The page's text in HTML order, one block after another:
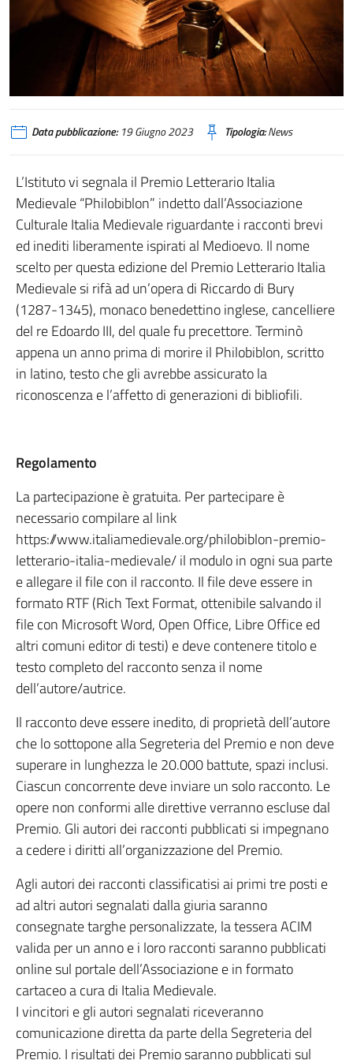
Data pubblicazione:19 Giugno 2023 Tipologia:News
L’Istituto vi segnala il Premio Letterario Italia
Medievale “Philobiblon” indetto dall’Associazione
Culturale Italia Medievale riguardante i racconti brevi
ed inediti liberamente ispirati al Medioevo. Il nome
scelto per questa edizione del Premio Letterario Italia
Medievale si rifà ad un’opera di Riccardo di Bury
(1287-1345), monaco benedettino inglese, cancelliere
del re Edoardo III, del quale fu precettore. Terminò
appena un anno prima di morire il Philobiblon, scritto
in latino, testo che gli avrebbe assicurato la
riconoscenza e l’affetto di generazioni di bibliofili.
Regolamento
La partecipazione è gratuita. Per partecipare è
necessario compilare al link
https://www.italiamedievale.org/philobiblon-premio-
letterario-italia-medievale/ il modulo in ogni sua parte
e allegare il file con il racconto. Il file deve essere in
formato RTF (Rich Text Format, ottenibile salvando il
file con Microsoft Word, Open Office, Libre Office ed
altri comuni editor di testi) e deve contenere titolo e
testo completo del racconto senza il nome
dell’autore/autrice.
Il racconto deve essere inedito, di proprietà dell’autore
che lo sottopone alla Segreteria del Premio e non deve
superare in lunghezza le 20.000 battute, spazi inclusi.
Ciascun concorrente deve inviare un solo racconto. Le
opere non conformi alle direttive verranno escluse dal
Premio. Gli autori dei racconti pubblicati si impegnano
a cedere i diritti all’organizzazione del Premio.
Agli autori dei racconti classificatisi ai primi tre posti e
ad altri autori segnalati dalla giuria saranno
consegnate targhe personalizzate, la tessera ACIM
valida per un anno e i loro racconti saranno pubblicati
online sul portale dell’Associazione e in formato
cartaceo a cura di Italia Medievale.
I vincitori e gli autori segnalati riceveranno
comunicazione diretta da parte della Segreteria del
Premio. I risultati dei Premio saranno pubblicati sul